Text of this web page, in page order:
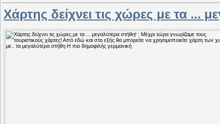
Xάρτης δείχνει τις χώρες με τα ...